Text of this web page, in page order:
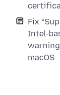
Fix
Intel-
macOS